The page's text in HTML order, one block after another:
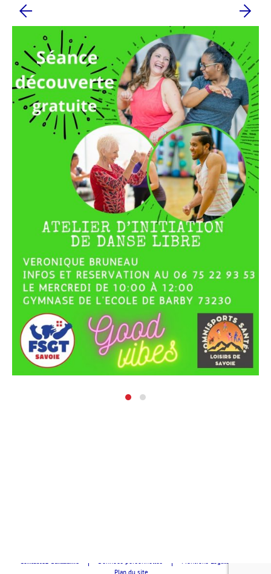
Contactez Guillaume Données personnelles
Mentions Légales
Plan du site